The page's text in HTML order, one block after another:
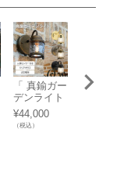
「 真鍮ガー
デンライト
BR1710 LE
D クリアガ
ラス 人感セ
¥44,000
（税込）
「 真